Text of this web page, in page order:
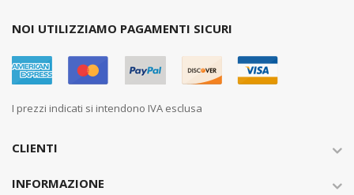
NOI UTILIZZIAMO PAGAMENTI SICURI
I prezzi indicati si intendono IVA esclusa
CLIENTI
INFORMAZIONE